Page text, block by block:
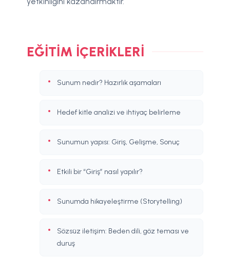
EĞITIM İÇERIKLERI
Sunum nedir? Hazırlık aşamaları
Hedef kitle analizi ve ihtiyaç belirleme
Sunumun yapısı: Giriş, Gelişme, Sonuç
Etkili bir “Giriş” nasıl yapılır?
Sunumda hikayeleştirme (Storytelling)
Sözsüz iletişim: Beden dili, göz teması ve
duruş